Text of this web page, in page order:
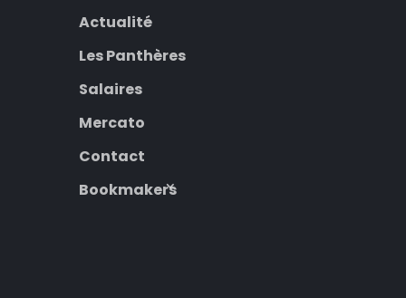
Actualité
Les Panthères
Salaires
Mercato
Contact
Bookmakers